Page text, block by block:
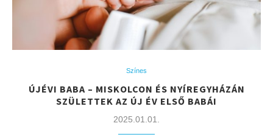
Színes
ÚJÉVI BABA – MISKOLCON ÉS NYÍREGYHÁZÁN
SZÜLETTEK AZ ÚJ ÉV ELSŐ BABÁI
2025.01.01.